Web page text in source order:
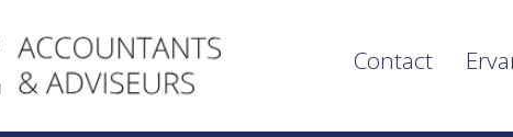
Contact